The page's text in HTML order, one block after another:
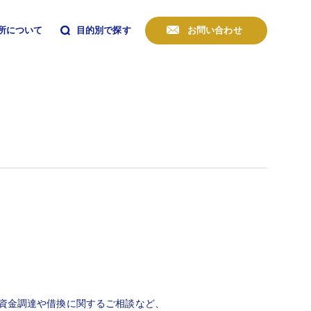
について 目的別で探す お問い合わせ
調達や借換に関するご相談など、